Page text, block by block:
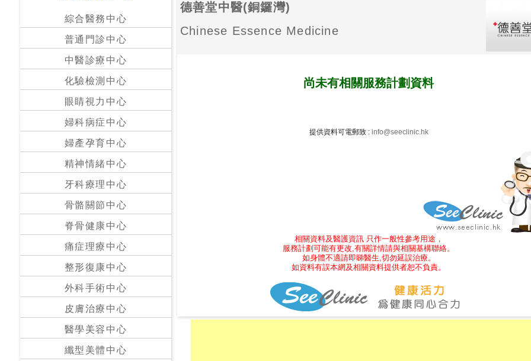
按
搜
小
診
室
公
院
綜合醫務中心
普通門診中心
中醫診療中心
化驗檢測中心
眼睛視力中心
婦科病症中心
婦產孕育中心
精神情緒中心
牙科療理中心
骨骼關節中心
脊骨健康中心
痛症理療中心
整形復康中心
外科手術中心
皮膚治療中心
醫學美容中心
纖型美體中心
德善堂中醫(銅鑼灣)
Chinese Essence Medicine
尚未有相關服務計劃 資料
提供資料可電郵致 : info@seeclinic.hk
相關資料及醫護資訊 只作一般性參考用途，
服務計劃可能有更改,有關詳情請與相關基構聯絡。
如身體不適請即睇醫生,切勿延誤治療。
如資料有誤本網及相關資料提供者恕不負責。